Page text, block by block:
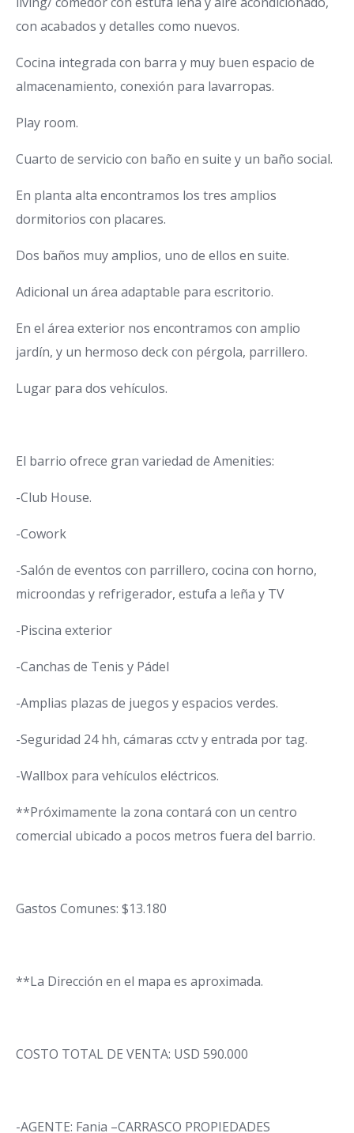
con acabados y detalles como nuevos.
Cocina integrada con barra y muy buen espacio de
almacenamiento, conexión para lavarropas.
Play room.
Cuarto de servicio con baño en suite y un baño social.
En planta alta encontramos los tres amplios
dormitorios con placares.
Dos baños muy amplios, uno de ellos en suite.
Adicional un área adaptable para escritorio.
En el área exterior nos encontramos con amplio
jardín, y un hermoso deck con pérgola, parrillero.
Lugar para dos vehículos.
El barrio ofrece gran variedad de Amenities:
-Club House.
-Cowork
-Salón de eventos con parrillero, cocina con horno,
microondas y refrigerador, estufa a leña y TV
-Piscina exterior
-Canchas de Tenis y Pádel
-Amplias plazas de juegos y espacios verdes.
-Seguridad 24 hh, cámaras cctv y entrada por tag.
-Wallbox para vehículos eléctricos.
**Próximamente la zona contará con un centro
comercial ubicado a pocos metros fuera del barrio.
Gastos Comunes: $13.180
**La Dirección en el mapa es aproximada.
COSTO TOTAL DE VENTA: USD 590.000
-AGENTE: Fania –CARRASCO PROPIEDADES